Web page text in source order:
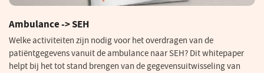
Ambulance -> SEH
Welke activiteiten zijn nodig voor het overdragen van de
patiëntgegevens vanuit de ambulance naar SEH? Dit whitepaper
helpt bij het tot stand brengen van de gegevensuitwisseling van